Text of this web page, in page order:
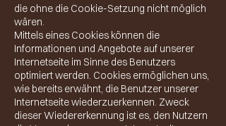
die ohne die Cookie-Setzung nicht möglich
wären.
Mittels eines Cookies können die
Informationen und Angebote auf unserer
Internetseite im Sinne des Benutzers
optimiert werden. Cookies ermöglichen uns,
wie bereits erwähnt, die Benutzer unserer
Internetseite wiederzuerkennen. Zweck
dieser Wiedererkennung ist es, den Nutzern